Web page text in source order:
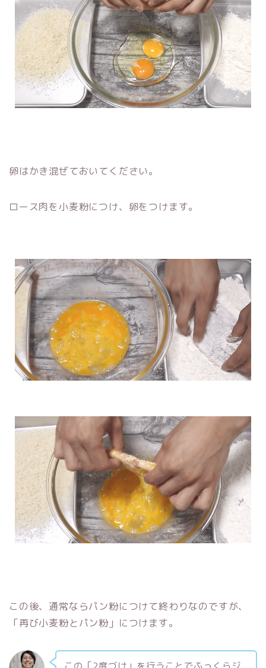
卵はかき混ぜておいてください。
ロース肉を小麦粉につけ、卵をつけます。
この後、通常ならパン粉につけて終わりなのですが、
「再び小麦粉とパン粉」につけます。